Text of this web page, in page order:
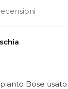
Bose